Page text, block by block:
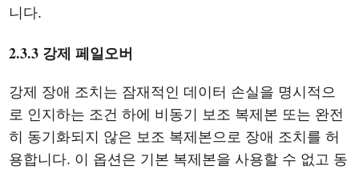
니다.
2.3.3 강제 페일오버
강제 장애 조치는 잠재적인 데이터 손실을 명시적으
로 인지하는 조건 하에 비동기 보조 복제본 또는 완전
히 동기화되지 않은 보조 복제본으로 장애 조치를 허
용합니다. 이 옵션은 기본 복제본을 사용할 수 없고 동